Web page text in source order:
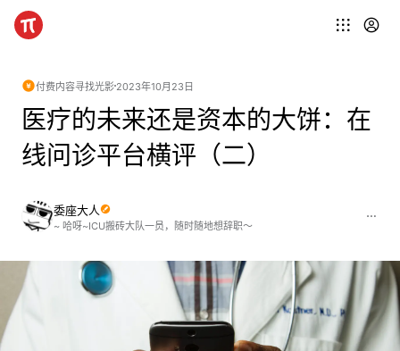
付费内容寻找光影 2023年10月23日
医疗的未来还是资本的大饼：在
线问诊平台横评（二）
委座大人
~ 哈呀~ICU搬砖大队一员，随时随地想辞职～